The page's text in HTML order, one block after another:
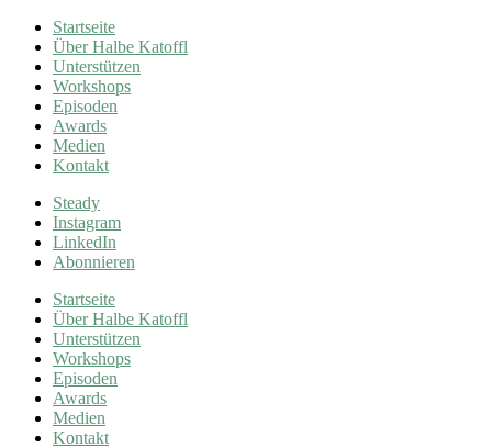
Startseite
Über Halbe Katoffl
Unterstützen
Workshops
Episoden
Awards
Medien
Kontakt
Steady
Instagram
LinkedIn
Abonnieren
Startseite
Über Halbe Katoffl
Unterstützen
Workshops
Episoden
Awards
Medien
Kontakt